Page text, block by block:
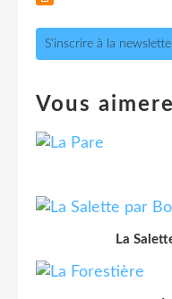
S'inscrire à la
Vous
La